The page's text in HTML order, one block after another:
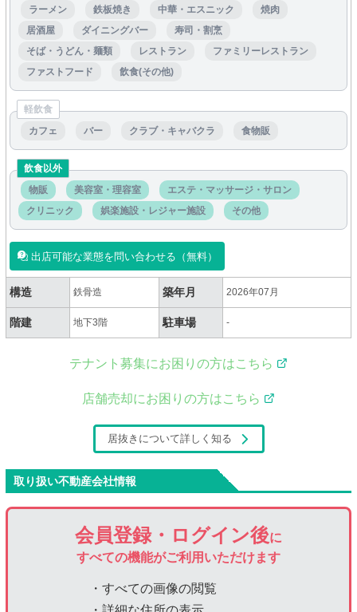
ラーメン
鉄板焼き 中華・エスニック
焼肉
居酒屋
ダイニングバー
寿司・割烹
そば・うどん・麺類
レストラン
ファミリーレストラン
ファストフード
飲食(その他)
軽飲食
カフェ
バー クラブ・キャバクラ 食物販
飲食以外
物販
美容室・理容室
エステ・マッサージ・サロン
クリニック
娯楽施設・レジャー施設 その他
出店可能な業態を問い合わせる（無料）
構造 鉄骨造 築年月 2026年07月
階建 地下3階 駐車場 -
テナント募集にお困りの方はこちら
店舗売却にお困りの方はこちら
居抜きについて詳しく知る
取り扱い不動産会社情報
会員登録・ログイン後に
すべての機能がご利用いただけます
・すべての画像の閲覧